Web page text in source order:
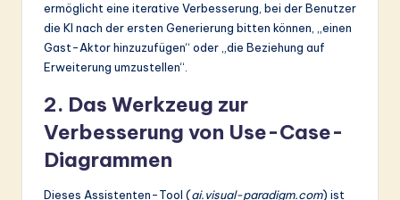
ermöglicht eine iterative Verbesserung, bei der Benutzer
die KI nach der ersten Generierung bitten können, „einen
Gast-Aktor hinzuzufügen“ oder „die Beziehung auf
Erweiterung umzustellen“.
2. Das Werkzeug zur
Verbesserung von Use-Case-
Diagrammen
Dieses Assistenten-Tool (ai.visual-paradigm.com) ist